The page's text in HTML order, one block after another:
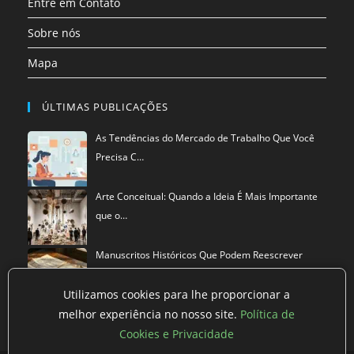
Sobre nós
Mapa
ÚLTIMAS PUBLICAÇÕES
As Tendências do Mercado de Trabalho Que Você
Precisa C…
Arte Conceitual: Quando a Ideia É Mais Importante
que o…
Manuscritos Históricos Que Podem Reescrever
Utilizamos cookies para lhe proporcionar a
melhor experiência no nosso site. Política de
Cookies e Privacidade